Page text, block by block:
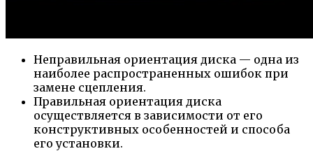
Неправильная ориентация диска — одна из
наиболее распространенных ошибок при
замене сцепления.
Правильная ориентация диска
осуществляется в зависимости от его
конструктивных особенностей и способа
его установки.